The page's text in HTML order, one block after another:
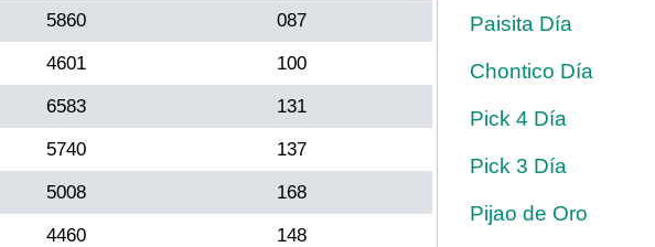
5860 087
4601 100
6583 131
5740 137
5008 168
4460 148
Paisita Día
Chontico Día
Pick 4 Día
Pick 3 Día
Pijao de Oro